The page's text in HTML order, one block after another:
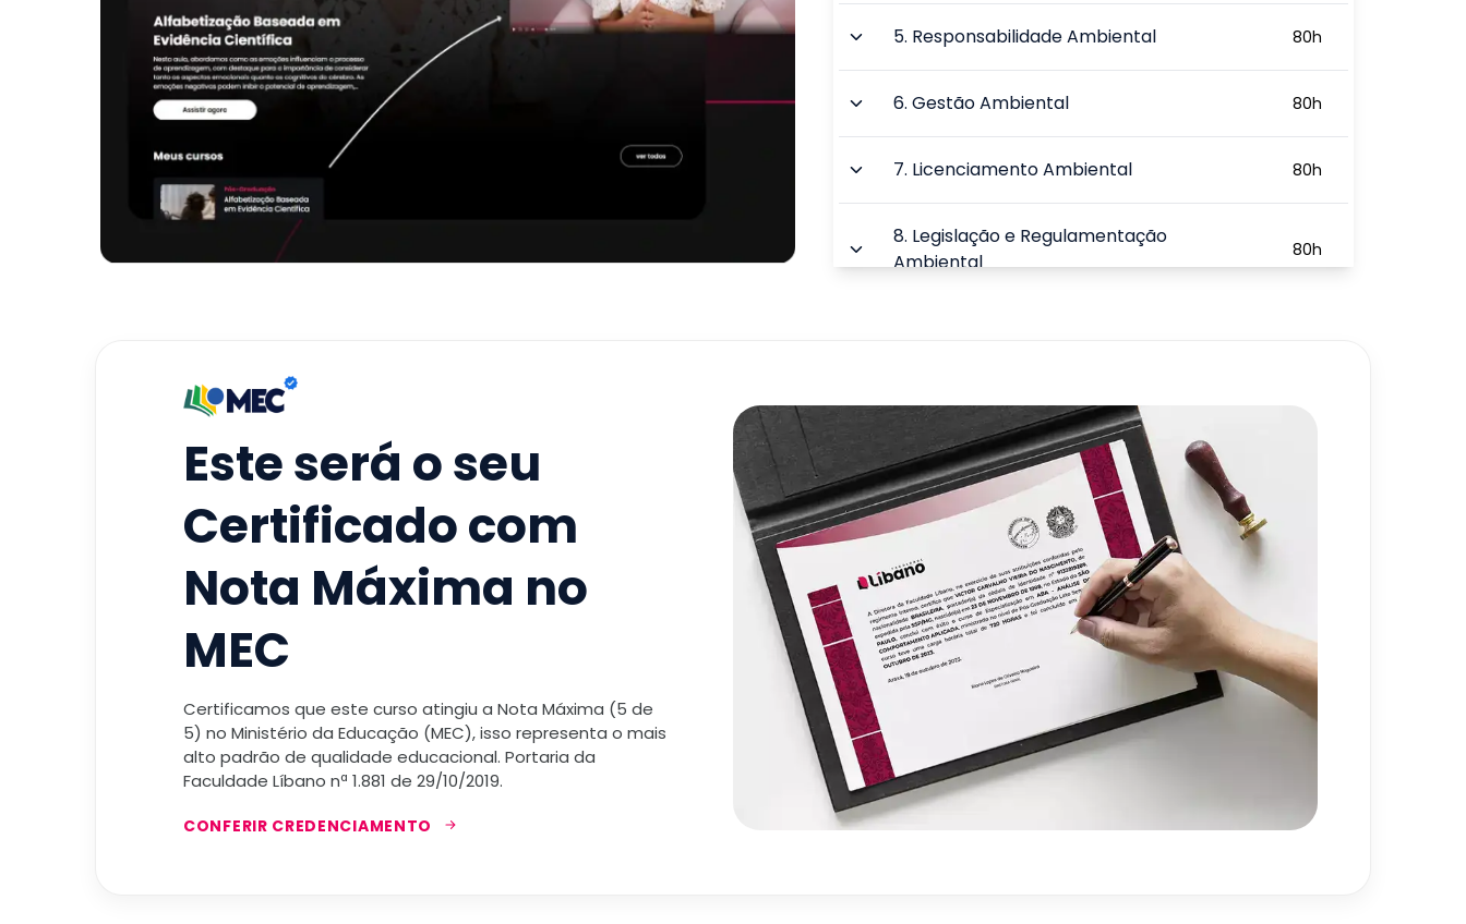
5. Responsabilidade Ambiental 80h
6.Gestão Ambiental 80h
7. Licenciamento Ambiental 80h
8. Legislação e Regulamentação
Ambiental
80h
Este será o seu
Certificado com
Nota Máxima no
MEC
Certificamos que este curso atingiu a Nota Máxima (5 de
5) no Ministério da Educação (MEC), isso representa o mais
alto padrão de qualidade educacional. Portaria da
Faculdade Líbano nª 1.881 de 29/10/2019.
CONFERIR CREDENCIAMENTO